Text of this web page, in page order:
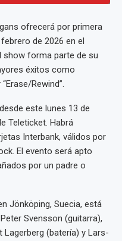
ofrecerá por primera
de 2026 en el
show forma parte de su
éxitos como
Rewind”.
este lunes 13 de
Teleticket. Habrá
Interbank, válidos por
El evento será apto
por un padre o
Jönköping, Suecia, está
Svensson (guitarra),
Lagerberg (batería) y Lars-